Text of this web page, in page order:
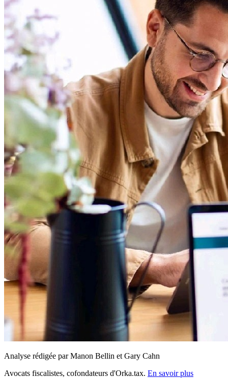
Analyse rédigée par Manon Bellin et Gary Cahn
Avocats fiscalistes, cofondateurs d'Orka.tax. En savoir plus